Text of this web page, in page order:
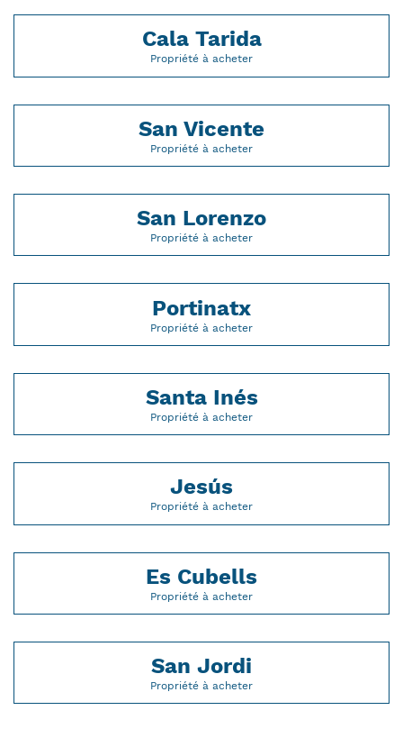
Cala Tarida
Propriété à acheter
San Vicente
Propriété à acheter
San Lorenzo
Propriété à acheter
Portinatx
Propriété à acheter
Santa Inés
Propriété à acheter
Jesús
Propriété à acheter
Es Cubells
Propriété à acheter
San Jordi
Propriété à acheter